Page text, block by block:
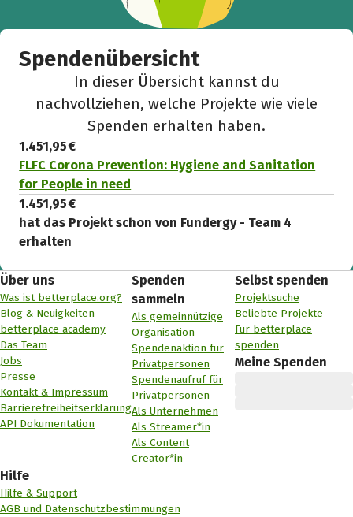
Spendenübersicht
In dieser Übersicht kannst du
nachvollziehen, welche Projekte wie viele
Spenden erhalten haben.
1.451,95 €
FLFC Corona Prevention: Hygiene and Sanitation
for People in need
1.451,95 €
hat das Projekt schon von Fundergy - Team 4
erhalten
Über uns
Was ist betterplace.org?
Blog & Neuigkeiten
betterplace academy
Das Team
Jobs
Presse
Kontakt & Impressum
Barrierefreiheitserklärung
API Dokumentation
Spenden
sammeln
Als gemeinnützige
Organisation
Spendenaktion für
Privatpersonen
Spendenaufruf für
Privatpersonen
Als Unternehmen
Als Streamer*in
Als Content
Creator*in
Selbst spenden
Projektsuche
Beliebte Projekte
Für betterplace
spenden
Meine Spenden
Hilfe
Hilfe & Support
AGB und Datenschutzbestimmungen